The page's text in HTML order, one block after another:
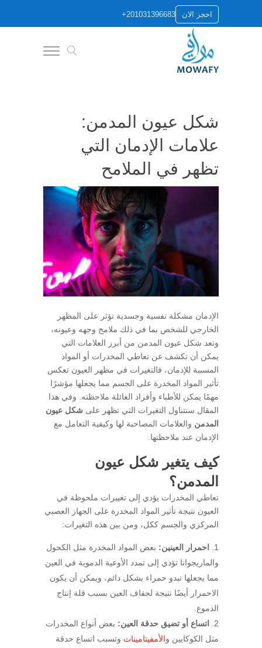
احجز الان +201031396683
شكل عيون المدمن:
علامات الإدمان التي
تظهر في الملامح
الإدمان مشكلة نفسية وجسدية تؤثر على المظهر
الخارجي للشخص بما في ذلك ملامح وجهه وعيونه،
وتعد شكل عيون المدمن من أبرز العلامات التي
يمكن أن تكشف عن تعاطي المخدرات أو المواد
المسببة للإدمان، فالتغيرات في مظهر العيون تعكس
تأثير المواد المخدرة على الجسم مما يجعلها مؤشرًا
مهمًا يمكن للأطباء وأفراد العائلة ملاحظته. وفي هذا
المقال سنتناول التغيرات التي تظهر على شكل عيون
المدمن والعلامات المصاحبة لها وكيفية التعامل مع
الإدمان عند ملاحظتها.
كيف يتغير شكل عيون
المدمن؟
تعاطي المخدرات يؤدي إلى تغييرات ملحوظة في
العيون نتيجة تأثير المواد المخدرة على الجهاز العصبي
المركزي والجسم ككل، ومن بين هذه التغيرات:
احمرار العينين: بعض المواد المخدرة مثل الكحول
والماريجوانا تؤدي إلى تمدد الأوعية الدموية في العين
مما يجعلها تبدو حمراء بشكل دائم، ويمكن أن يكون
الاحمرار أيضًا نتيجة لجفاف العين بسبب قلة إنتاج
الدموع.
اتساع أو تضيق حدقة العين: بعض أنواع المخدرات
مثل الكوكايين والأمفيتامينات وتسبب اتساع حدقة